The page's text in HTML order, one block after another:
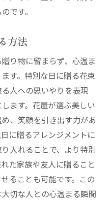
です。
方法
り物に留まらず、心温ま
す。特別な日に贈る花束
人への思いやりを表現
ます。花屋が選ぶ美しい
、笑顔を引き出す力があ
に贈るアレンジメントに
入れることで、より特別
た家族や友人に贈ること
ることも可能です。この
切な人との心温まる瞬間